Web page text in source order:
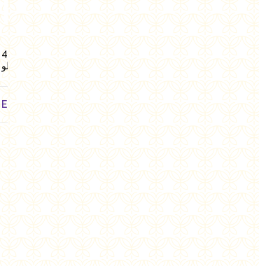
بروتين بافس جبنة بارميزان 40
جرام من هالو
EGP 18.75
EGP 18.75
Add to cart
عيش فينو براون 4 قطع من
فلوريل
EGP72.00
EGP 72.00
Add to cart